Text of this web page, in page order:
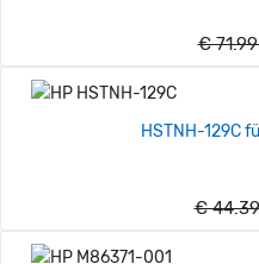
€
HSTNH-129C
€